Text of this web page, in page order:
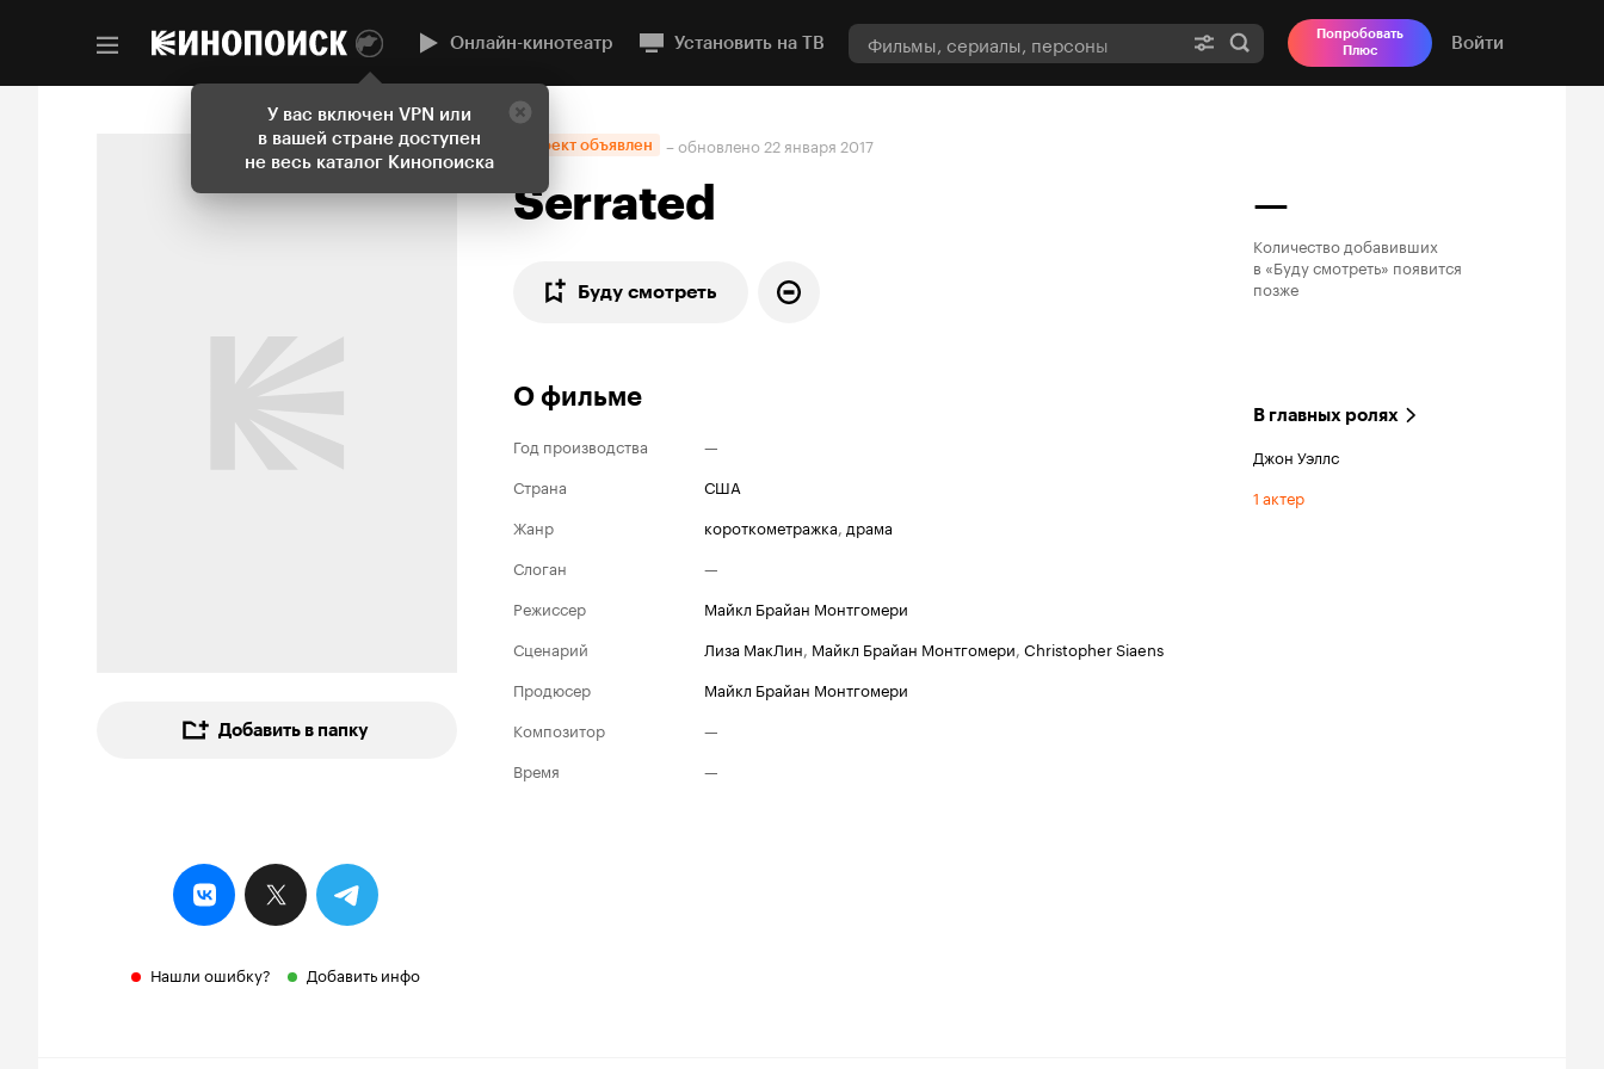
У вас включен VPN или
в вашей стране доступен
не весь каталог Кинопоиска
Онлайн-кинотеатр Установить на ТВ
Попробовать
Плюс
Войти
Добавить в папку
Нашли ошибку? Добавить инфо
Проект объявлен – обновлено 22 января 2017
Serrated
Буду смотреть
—
Количество добавивших
в «Буду смотреть» появится
позже
О фильме
Год производства
—
Страна
США
Жанр
короткометражка, драма
Слоган
—
Режиссер
Майкл Брайан Монтгомери
Сценарий
Лиза МакЛин, Майкл Брайан Монтгомери, Christopher Siaens
Продюсер
Майкл Брайан Монтгомери
Композитор
—
Время
—
В главных ролях
Джон Уэллс
1 актер